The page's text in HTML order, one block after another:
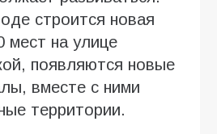
строится новая
мест на улице
появляются новые
вместе с ними
территории.